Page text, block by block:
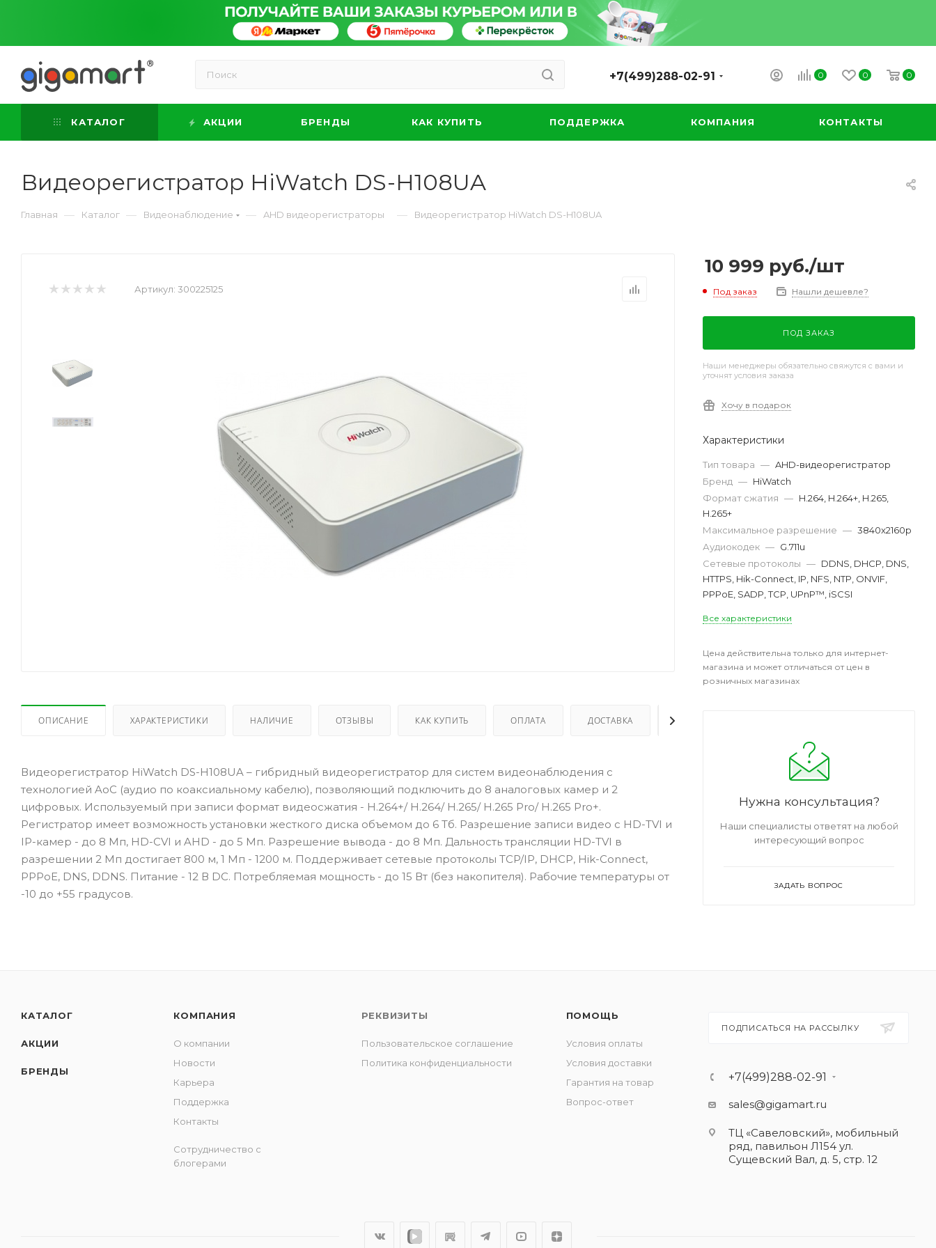
0 0 0
+7(499)288-02-91
КАТАЛОГ АКЦИИ БРЕНДЫ КАК КУПИТЬ ПОДДЕРЖКА КОМПАНИЯ КОНТАКТЫ
Видеорегистратор HiWatch DS-H108UA
Главная — Каталог — Видеонаблюдение — AHD видеорегистраторы — Видеорегистратор HiWatch DS-H108UA
Артикул: 300225125
ОПИСАНИЕ ХАРАКТЕРИСТИКИ НАЛИЧИЕ ОТЗЫВЫ КАК КУПИТЬ ОПЛАТА ДОСТАВКА ДОПОЛНИТЕЛЬНО
Видеорегистратор HiWatch DS-H108UA – гибридный видеорегистратор для систем видеонаблюдения c
технологией AoC (аудио по коаксиальному кабелю), позволяющий подключить до 8 аналоговых камер и 2
цифровых. Используемый при записи формат видеосжатия - H.264+/ H.264/ H.265/ H.265 Pro/ H.265 Pro+.
Регистратор имеет возможность установки жесткого диска объемом до 6 Тб. Разрешение записи видео с HD-TVI и
IP-камер - до 8 Мп, HD-CVI и AHD - до 5 Мп. Разрешение вывода - до 8 Мп. Дальность трансляции HD-TVI в
разрешении 2 Мп достигает 800 м, 1 Мп - 1200 м. Поддерживает сетевые протоколы TCP/IP, DHCP, Hik-Connect,
PPPoE, DNS, DDNS. Питание - 12 В DC. Потребляемая мощность - до 15 Вт (без накопителя). Рабочие температуры от
-10 до +55 градусов.
10 999 руб./шт
Под заказ Нашли дешевле?
ПОД ЗАКАЗ
Наши менеджеры обязательно свяжутся с вами и
уточнят условия заказа
Хочу в подарок
Характеристики
Тип товара — AHD-видеорегистратор
Бренд — HiWatch
Формат сжатия — H.264, H.264+, H.265,
H.265+
Максимальное разрешение — 3840x2160p
Аудиокодек — G.711u
Сетевые протоколы — DDNS, DHCP, DNS,
HTTPS, Hik-Connect, IP, NFS, NTP, ONVIF,
PPPoE, SADP, TCP, UPnP™, iSCSI
Все характеристики
Цена действительна только для интернет-
магазина и может отличаться от цен в
розничных магазинах
Нужна консультация?
Наши специалисты ответят на любой
интересующий вопрос
ЗАДАТЬ ВОПРОС
КАТАЛОГ
АКЦИИ
БРЕНДЫ
КОМПАНИЯ
О компании
Новости
Карьера
Поддержка
Контакты
Сотрудничество с
блогерами
РЕКВИЗИТЫ
Пользовательское соглашение
Политика конфиденциальности
ПОМОЩЬ
Условия оплаты
Условия доставки
Гарантия на товар
Вопрос-ответ
ПОДПИСАТЬСЯ НА РАССЫЛКУ
+7(499)288-02-91
sales@gigamart.ru
ТЦ «Савеловский», мобильный
ряд, павильон Л154 ул.
Сущевский Вал, д. 5, стр. 12